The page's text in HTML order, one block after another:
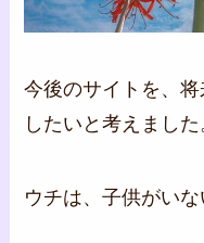
今後のサイトを、
したいと考えました
ウチは、子供がいな